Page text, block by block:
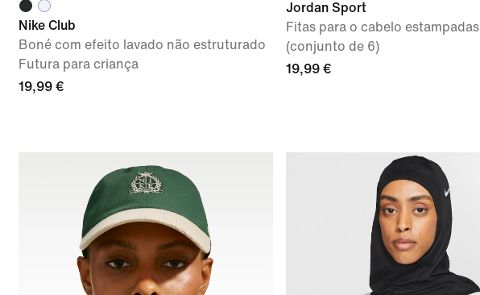
Nike Club
Boné com efeito lavado não estruturado
Futura para criança
19,99 €
Jordan Sport
Fitas para o cabelo estampadas
(conjunto de 6)
19,99 €